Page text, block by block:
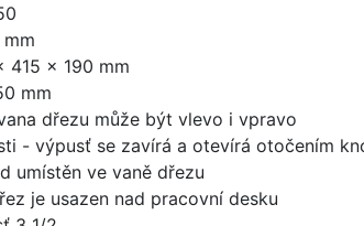
415 x 190 mm
mm
dřezu může být vlevo i vpravo
- výpusť se zavírá a otevírá otočením
umístěn ve vaně dřezu
je usazen nad pracovní desku